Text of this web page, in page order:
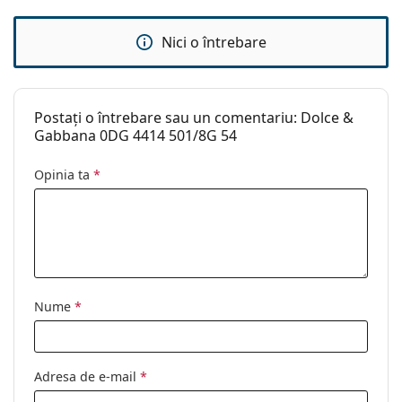
curățat:
Brand:
Dolce & Gabbana
Utilizare:
Cod:
Nici o întrebare
Postați o întrebare sau un comentariu: Dolce &
Gabbana 0DG 4414 501/8G 54
Opinia ta *
Nume *
Adresa de e-mail *